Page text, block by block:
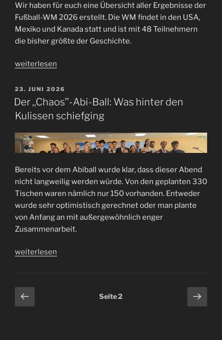
Wir haben für euch eine Übersicht aller Ergebnisse der
Fußball-WM 2026 erstellt. Die WM findet in den USA,
Mexiko und Kanada statt und ist mit 48 Teilnehmern
die bisher größte der Geschichte.
„Fußball-
2026“
weiterlesen
VERÖFFENTLICHT
AM
23. JUNI 2026
Der ,,Chaos’’-Abi-Ball: Was hinter den
Kulissen schiefging
Bereits vor dem Abiball wurde klar, dass dieser Abend
nicht langweilig werden würde. Von den geplanten 330
Tischen waren nämlich nur 150 vorhanden. Entweder
wurde sehr optimistisch gerechnet oder man plante
von Anfang an mit außergewöhnlich enger
Zusammenarbeit.
„Der
Ball:
Was
weiterlesen
Seitennummerierung
der
Vorherige
Seite
Seite2